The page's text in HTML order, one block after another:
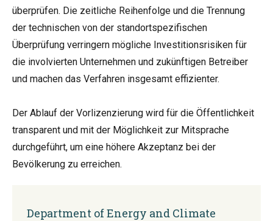
überprüfen. Die zeitliche Reihenfolge und die Trennung
der technischen von der standortspezifischen
Überprüfung verringern mögliche Investitionsrisiken für
die involvierten Unternehmen und zukünftigen Betreiber
und machen das Verfahren insgesamt effizienter.
Der Ablauf der Vorlizenzierung wird für die Öffentlichkeit
transparent und mit der Möglichkeit zur Mitsprache
durchgeführt, um eine höhere Akzeptanz bei der
Bevölkerung zu erreichen.
Department of Energy and Climate